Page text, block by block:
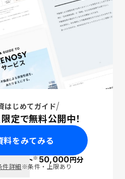
はじめてガイド
定で無料公開中！
料をみてみる
ポイント※50,000円分
件詳細※条件・上限あり